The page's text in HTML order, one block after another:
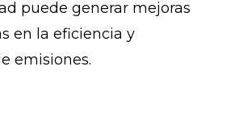
puede generar mejoras
en la eficiencia y
emisiones.